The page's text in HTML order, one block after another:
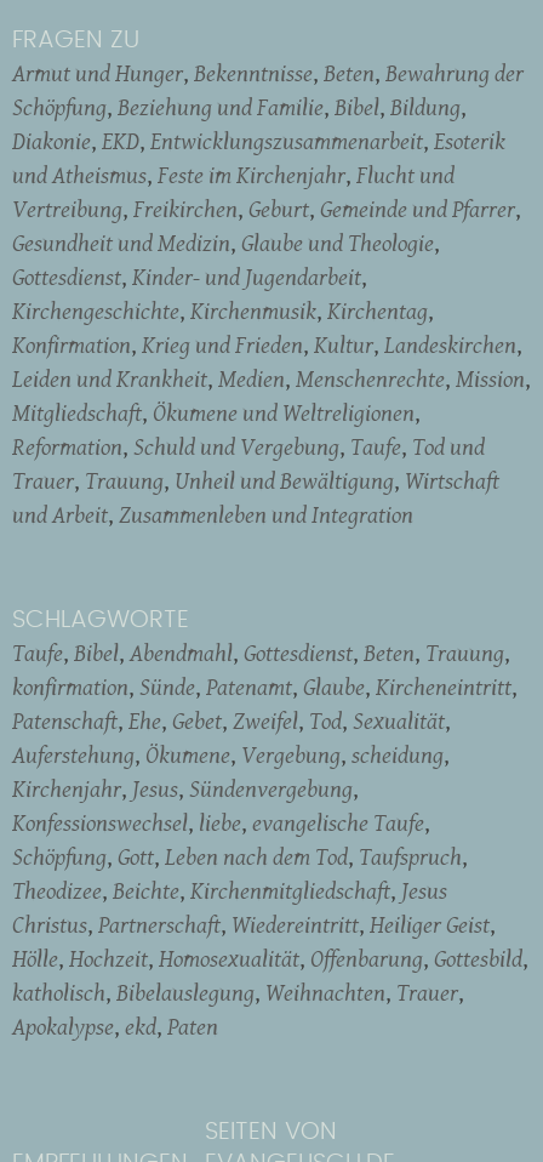
FRAGEN ZU
Armut und Hunger Bekenntnisse Beten Bewahrung der
Schöpfung Beziehung und Familie Bibel Bildung
Diakonie EKD Entwicklungszusammenarbeit Esoterik
und Atheismus Feste im Kirchenjahr Flucht und
Vertreibung Freikirchen Geburt Gemeinde und Pfarrer
Gesundheit und Medizin Glaube und Theologie
Gottesdienst Kinder- und Jugendarbeit
Kirchengeschichte Kirchenmusik Kirchentag
Konfirmation Krieg und Frieden Kultur Landeskirchen
Leiden und Krankheit Medien Menschenrechte Mission
Mitgliedschaft Ökumene und Weltreligionen
Reformation Schuld und Vergebung Taufe Tod und
Trauer Trauung Unheil und Bewältigung Wirtschaft
und Arbeit Zusammenleben und Integration
SCHLAGWORTE
Taufe Bibel Abendmahl Gottesdienst Beten Trauung
konfirmation Sünde Patenamt Glaube Kircheneintritt
Patenschaft Ehe Gebet Zweifel Tod Sexualität
Auferstehung Ökumene Vergebung scheidung
Kirchenjahr Jesus Sündenvergebung
Konfessionswechsel liebe evangelische Taufe
Schöpfung Gott Leben nach dem Tod Taufspruch
Theodizee Beichte Kirchenmitgliedschaft Jesus
Christus Partnerschaft Wiedereintritt Heiliger Geist
Hölle Hochzeit Homosexualität Offenbarung Gottesbild
katholisch Bibelauslegung Weihnachten Trauer
Apokalypse ekd Paten
SEITEN VON